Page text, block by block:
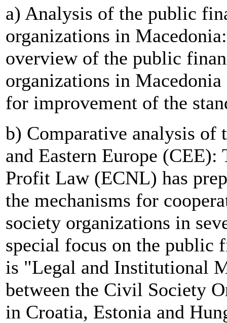
a) Analysis of the public
organizations in
overview of the public
organizations in
for improvement of the
b) Comparative analysis
and Eastern Europe
Profit Law (ECNL) has
the mechanisms for
society organizations in
special focus on the public
is "Legal and Institutional
between the Civil Society
in Croatia, Estonia and